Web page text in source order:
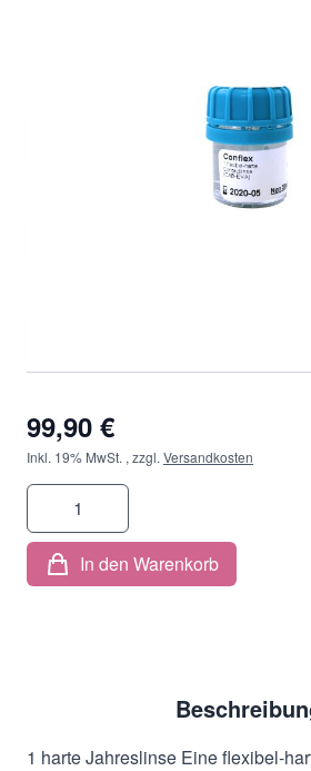
99,90 €
Inkl. 19% MwSt. , zzgl. Versandkosten
Menge
In den Warenkorb
1 harte Jahreslinse Eine flexibel-